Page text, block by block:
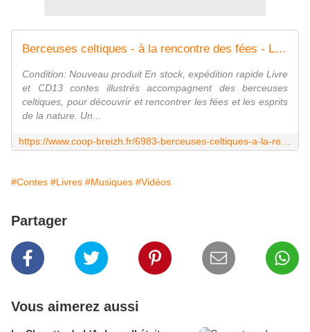
Berceuses celtiques - à la rencontre des fées - Livres pour enfants de 0 à 10-12 ans - Regis Aubert, Sabine Adelaide, Prikosnove
Condition: Nouveau produit En stock, expédition rapide Livre
et CD13 contes illustrés accompagnent des berceuses
celtiques, pour découvrir et rencontrer les fées et les esprits
de la nature. Un...
#Contes #Livres #Musiques #Vidéos
Partager
Vous aimerez aussi